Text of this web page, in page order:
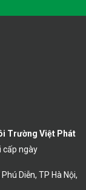
Trường Việt Phát
cấp ngày
Diễn, TP Hà Nội,